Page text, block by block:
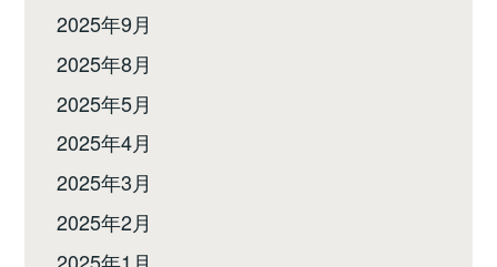
2025年9月
2025年8月
2025年5月
2025年4月
2025年3月
2025年2月
2025年1月